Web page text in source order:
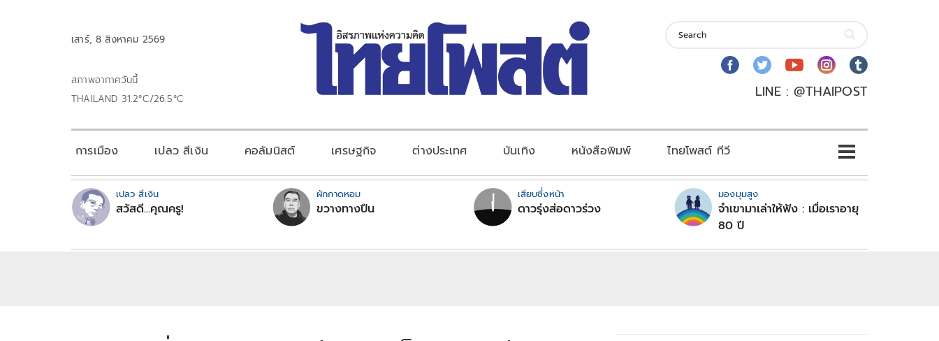
เสาร์, 8 สิงหาคม 2569
สภาพอากาศวันนี้
THAILAND 31.2°C/26.5°C
LINE : @THAIPOST
การเมือง เปลว สีเงิน คอลัมนิสต์ เศรษฐกิจ ต่างประเทศ บันเทิง หนังสือพิมพ์ ไทยโพสต์ ทีวี
เปลว สีเงิน
สวัสดี...คุณครู!
ผักกาดหอม
ขวางทางปืน
เสียบซึ่งหน้า
ดาวรุ่งส่อดาวร่วง
มองมุมสูง
จำเขามาเล่าให้ฟัง : เมื่อเราอายุ
80 ปี